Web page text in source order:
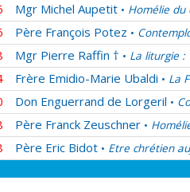
Mgr Michel Aupetit • Homélie du
Père François Potez •
Mgr Pierre Raffin † • La liturgie :
Frère Emidio-Marie Ubaldi • La
Don Enguerrand de Lorgeril •
Père Franck Zeuschner •
Père Eric Bidot • Etre chrétien